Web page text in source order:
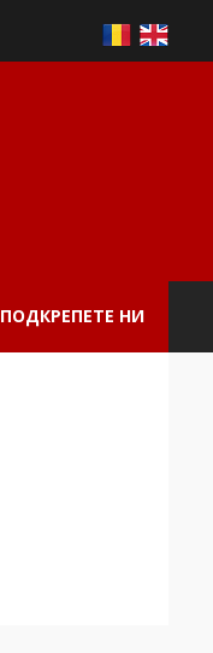
ПОДКРЕПЕТЕ НИ